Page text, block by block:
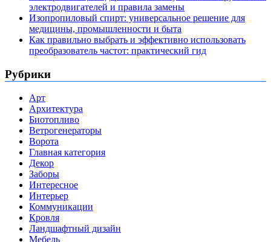
электродвигателей и правила замены
Изопропиловый спирт: универсальное решение для
медицины, промышленности и быта
Как правильно выбрать и эффективно использовать
преобразователь частот: практический гид
Рубрики
Арт
Архитектура
Биотопливо
Ветрогенераторы
Ворота
Главная категория
Декор
Заборы
Интересное
Интерьер
Коммуникации
Кровля
Ландшафтный дизайн
Мебель